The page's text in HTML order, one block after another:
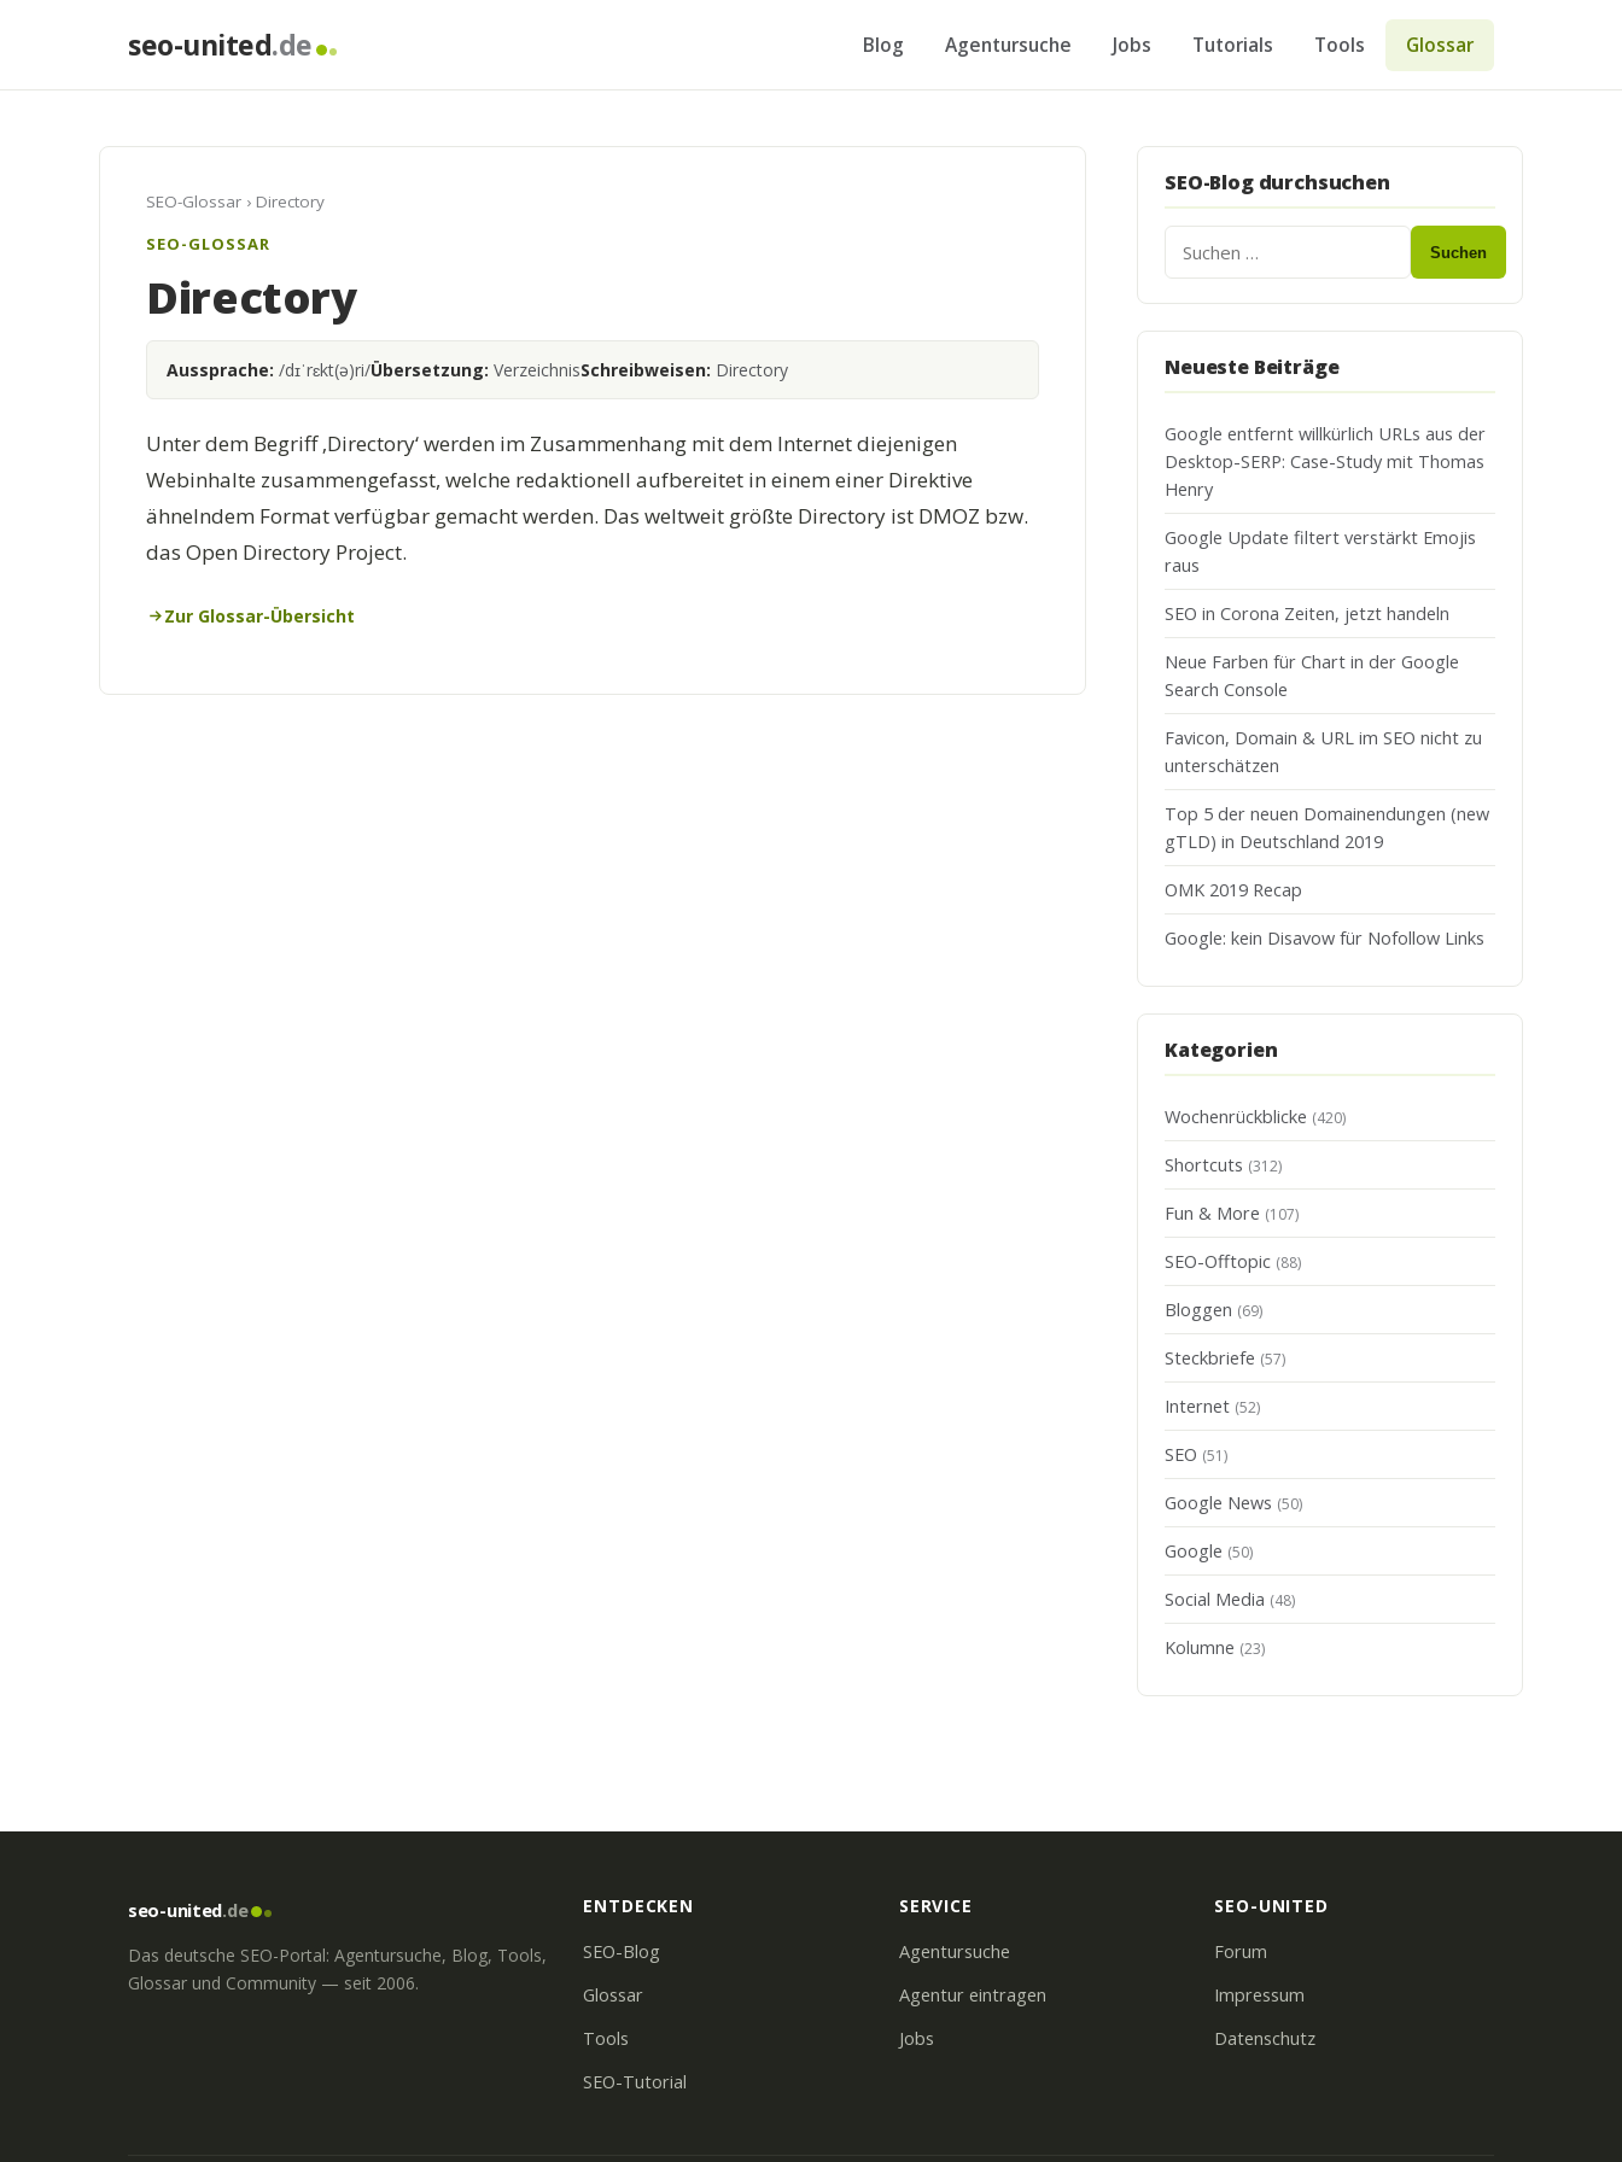
seo-united.de Blog Agentursuche Jobs Tutorials Tools Glossar
SEO-Glossar › Directory
SEO-GLOSSAR
Directory
Aussprache: /dɪˈrɛkt(ə)ri/Übersetzung: VerzeichnisSchreibweisen: Directory
Unter dem Begriff ‚Directory‘ werden im Zusammenhang mit dem Internet diejenigen
Webinhalte zusammengefasst, welche redaktionell aufbereitet in einem einer Direktive
ähnelndem Format verfügbar gemacht werden. Das weltweit größte Directory ist DMOZ bzw.
das Open Directory Project.
Zur Glossar-Übersicht
SEO-Blog durchsuchen
Suchen
Neueste Beiträge
Google entfernt willkürlich URLs aus der
Desktop-SERP: Case-Study mit Thomas
Henry
Google Update filtert verstärkt Emojis
raus
SEO in Corona Zeiten, jetzt handeln
Neue Farben für Chart in der Google
Search Console
Favicon, Domain & URL im SEO nicht zu
unterschätzen
Top 5 der neuen Domainendungen (new
gTLD) in Deutschland 2019
OMK 2019 Recap
Google: kein Disavow für Nofollow Links
Kategorien
Wochenrückblicke (420)
Shortcuts (312)
Fun & More (107)
SEO-Offtopic (88)
Bloggen (69)
Steckbriefe (57)
Internet (52)
SEO (51)
Google News (50)
Google (50)
Social Media (48)
Kolumne (23)
seo-united.de
Das deutsche SEO-Portal: Agentursuche, Blog, Tools,
Glossar und Community — seit 2006.
ENTDECKEN
SEO-Blog
Glossar
Tools
SEO-Tutorial
SERVICE
Agentursuche
Agentur eintragen
Jobs
SEO-UNITED
Forum
Impressum
Datenschutz